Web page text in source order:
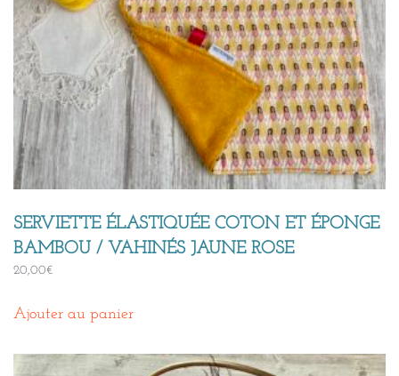
SERVIETTE ÉLASTIQUÉE COTON ET ÉPONGE
BAMBOU / VAHINÉS JAUNE ROSE
20,00€
Ajouter au panier